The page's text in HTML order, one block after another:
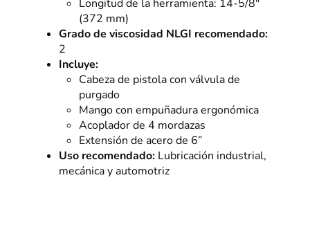
Longitud de la herramienta: 14-5/8″
(372 mm)
Grado de viscosidad NLGI recomendado:
2
Incluye:
Cabeza de pistola con válvula de
purgado
Mango con empuñadura ergonómica
Acoplador de 4 mordazas
Extensión de acero de 6”
Uso recomendado:Lubricación industrial,
mecánica y automotriz